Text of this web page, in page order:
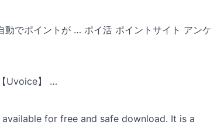
でポイントが … ポイ活 ポイントサイト アンケ
Uvoice】 …
available for free and safe download. It is a